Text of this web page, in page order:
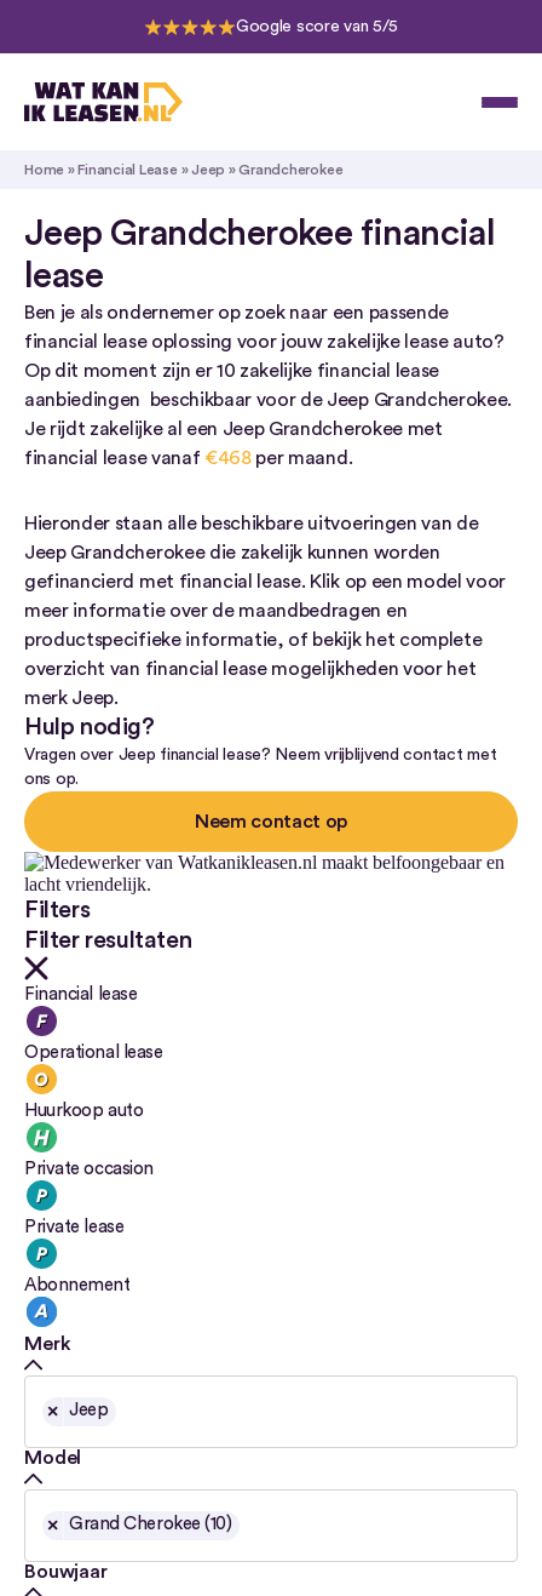
Google score van 5/5
Home »Financial Lease »Jeep »Grandcherokee
Jeep Grandcherokee financial
lease
Ben je als ondernemer op zoek naar een passende
financial lease oplossing voor jouw zakelijke lease auto?
Op dit moment zijn er 10 zakelijke financial lease
aanbiedingen beschikbaar voor de Jeep Grandcherokee.
Je rijdt zakelijke al een Jeep Grandcherokee met
financial lease vanaf €468per maand.
Hieronder staan alle beschikbare uitvoeringen van de
Jeep Grandcherokee die zakelijk kunnen worden
gefinancierd met financial lease. Klik op een model voor
meer informatie over de maandbedragen en
productspecifieke informatie, of bekijk het complete
overzicht van financial lease mogelijkheden voor het
merk Jeep.
Hulp nodig?
Vragen over Jeep financial lease? Neem vrijblijvend contact met
ons op.
Neem contact op
Filters
Filter resultaten
Financial lease
Operational lease
Huurkoop auto
Private occasion
Private lease
Abonnement
Merk
× Jeep
Model
× Grand Cherokee (10)
Bouwjaar